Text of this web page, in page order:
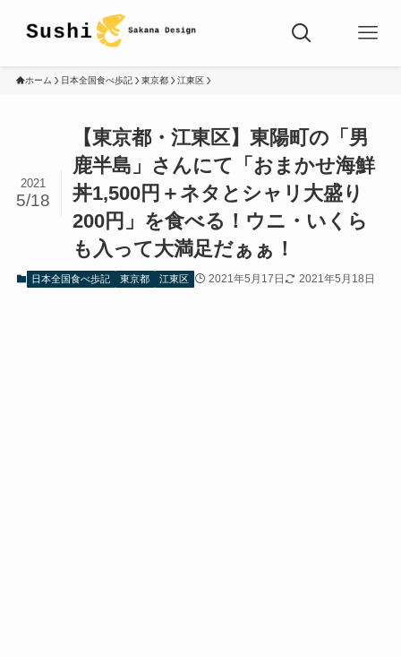
ホーム 日本全国食べ歩記 東京都 江東区
【東京都・江東区】東陽町の「男
鹿半島」さんにて「おまかせ海鮮
丼1,500円＋ネタとシャリ大盛り
200円」を食べる！ウニ・いくら
も入って大満足だぁぁ！
2021
5/18
日本全国食べ歩記 東京都 江東区 2021年5月17日 2021年5月18日